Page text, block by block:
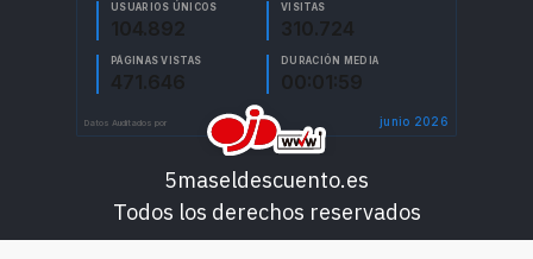
5maseldescuento.es
Todos los derechos reservados